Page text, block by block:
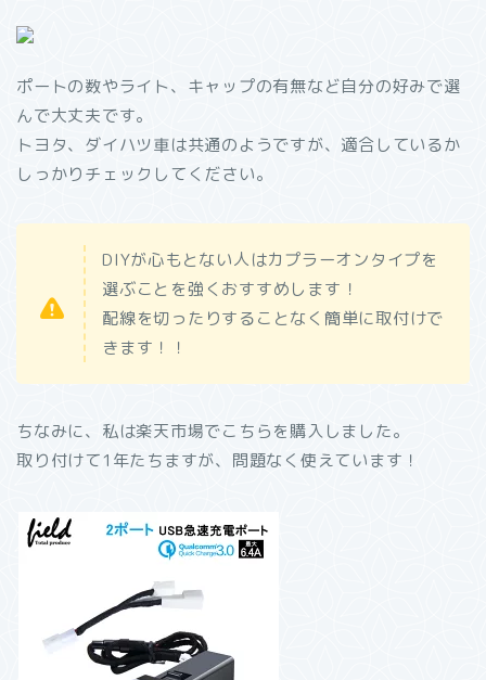
ポートの数やライト、キャップの有無など自分の好みで選
んで大丈夫です。
トヨタ、ダイハツ車は共通のようですが、適合しているか
しっかりチェックしてください。
DIYが心もとない人はカプラーオンタイプを
選ぶことを強くおすすめします！
配線を切ったりすることなく簡単に取付けで
きます！！
ちなみに、私は楽天市場でこちらを購入しました。
取り付けて1年たちますが、問題なく使えています！